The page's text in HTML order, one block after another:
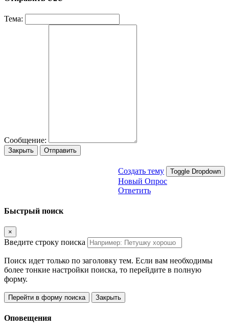
Тема:
Сообщение:
Закрыть Отправить
Создать тему Toggle Dropdown
Новый Опрос
Ответить
Быстрый поиск
×
Введите строку поиска
Поиск идет только по заголовку тем. Если вам необходимы
более тонкие настройки поиска, то перейдите в полную
форму.
Перейти в форму поиска Закрыть
Оповещения